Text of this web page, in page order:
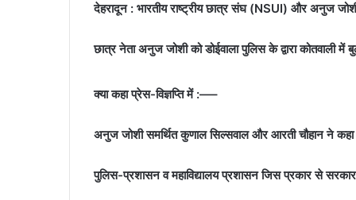
देहरादून : भारतीय राष्ट्रीय छात्र संघ (NSUI) और अनुज जोशी
छात्र नेता अनुज जोशी को डोईवाला पुलिस के द्वारा कोतवाली में
क्या कहा प्रेस-विज्ञप्ति में :—–
अनुज जोशी समर्थित कुणाल सिल्सवाल और आरती चौहान ने कहा
पुलिस-प्रशासन व महाविद्यालय प्रशासन जिस प्रकार से